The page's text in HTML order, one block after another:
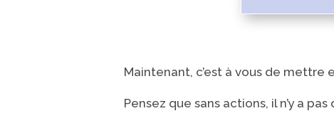
Maintenant, c’est à vous de mettre
Pensez que sans actions, il n’y a